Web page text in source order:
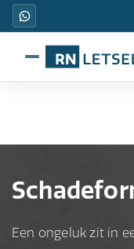
Een ongeluk zit in